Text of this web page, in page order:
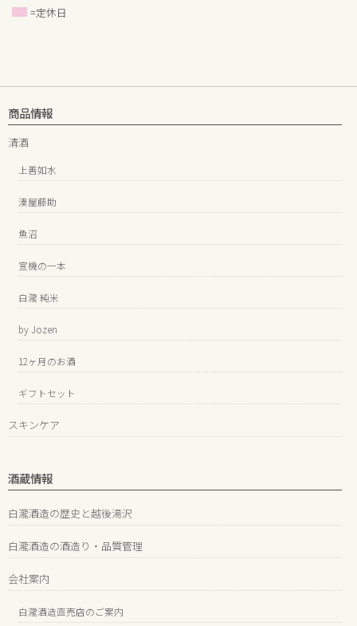
=定休日
商品情報
清酒
上善如水
湊屋藤助
魚沼
宣機の一本
白瀧 純米
by Jozen
12ヶ月のお酒
ギフトセット
スキンケア
酒蔵情報
白瀧酒造の歴史と越後湯沢
白瀧酒造の酒造り・品質管理
会社案内
白瀧酒造直売店のご案内